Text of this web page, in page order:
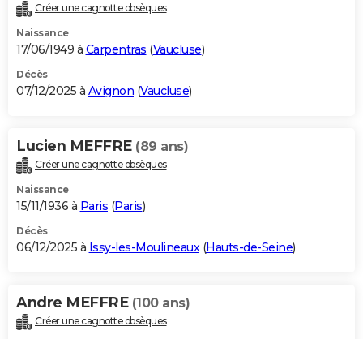
Créer une cagnotte obsèques
Naissance
17/06/1949 à Carpentras (Vaucluse)
Décès
07/12/2025 à Avignon (Vaucluse)
Lucien MEFFRE (89 ans)
Créer une cagnotte obsèques
Naissance
15/11/1936 à Paris (Paris)
Décès
06/12/2025 à Issy-les-Moulineaux(Hauts-de-Seine)
Andre MEFFRE (100 ans)
Créer une cagnotte obsèques